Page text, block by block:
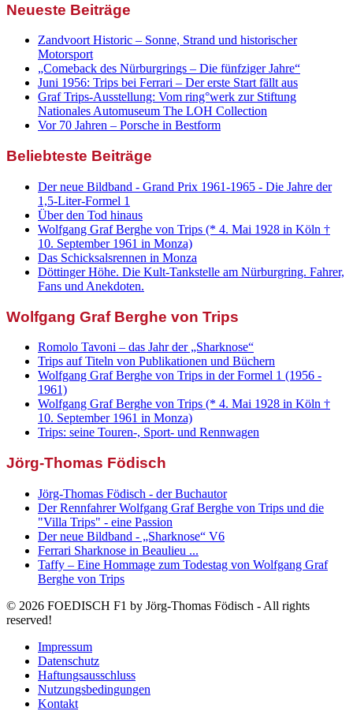
Neueste Beiträge
Zandvoort Historic – Sonne, Strand und historischer
Motorsport
„Comeback des Nürburgrings – Die fünfziger Jahre“
Juni 1956: Trips bei Ferrari – Der erste Start fällt aus
Graf Trips-Ausstellung: Vom ring°werk zur Stiftung
Nationales Automuseum The LOH Collection
Vor 70 Jahren – Porsche in Bestform
Beliebteste Beiträge
Der neue Bildband - Grand Prix 1961-1965 - Die Jahre der
1,5-Liter-Formel 1
Über den Tod hinaus
Wolfgang Graf Berghe von Trips (* 4. Mai 1928 in Köln †
10. September 1961 in Monza)
Das Schicksalsrennen in Monza
Döttinger Höhe. Die Kult-Tankstelle am Nürburgring. Fahrer,
Fans und Anekdoten.
Wolfgang Graf Berghe von Trips
Romolo Tavoni – das Jahr der „Sharknose“
Trips auf Titeln von Publikationen und Büchern
Wolfgang Graf Berghe von Trips in der Formel 1 (1956 -
1961)
Wolfgang Graf Berghe von Trips (* 4. Mai 1928 in Köln †
10. September 1961 in Monza)
Trips: seine Touren-, Sport- und Rennwagen
Jörg-Thomas Födisch
Jörg-Thomas Födisch - der Buchautor
Der Rennfahrer Wolfgang Graf Berghe von Trips und die
"Villa Trips" - eine Passion
Der neue Bildband - „Sharknose“ V6
Ferrari Sharknose in Beaulieu ...
Taffy – Eine Hommage zum Todestag von Wolfgang Graf
Berghe von Trips
© 2026 FOEDISCH F1 by Jörg-Thomas Födisch - All rights
reserved!
Impressum
Datenschutz
Haftungsausschluss
Nutzungsbedingungen
Kontakt